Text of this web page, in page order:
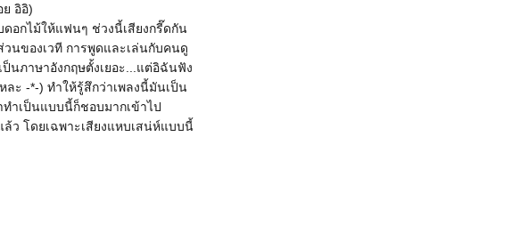
อิอิ)
อกไม้ให้แฟนๆ ช่วงนี้เสียงกรี๊ดกัน
นของเวที การพูดและเล่นกับคนดู
นภาษาอังกฤษตั้งเยอะ...แต่อิฉันฟัง
ละ -*-) ทำให้รู้สึกว่าเพลงนี้มันเป็น
ทำเป็นแบบนี้ก็ชอบมากเข้าไป
ว โดยเฉพาะเสียงแหบเสน่ห์แบบนี้